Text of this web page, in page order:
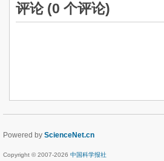
评论 (0 个评论)
Powered by ScienceNet.cn
Copyright © 2007-2026 中国科学报社